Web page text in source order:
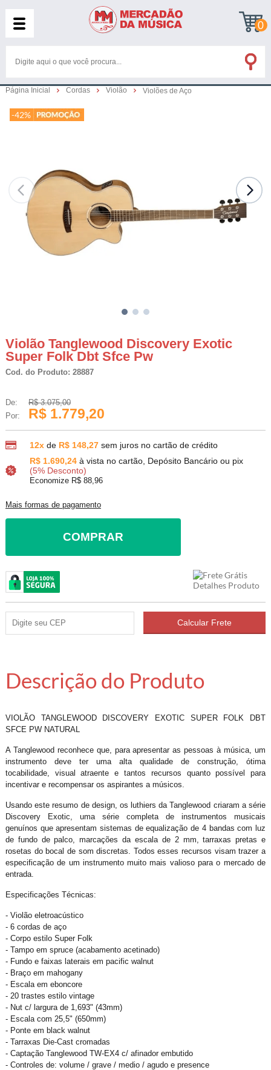
0
Página Inicial Cordas Violão Violões de Aço
-42%
Violão Tanglewood Discovery Exotic
Super Folk Dbt Sfce Pw
Cod. do Produto: 28887
De:
R$ 3.075,00
Por:
R$ 1.779,20
12xde R$ 148,27 sem juros no cartão de crédito
R$ 1.690,24 à vista no cartão, Depósito Bancário ou pix
(5% Desconto)
Economize R$ 88,96
Mais formas de pagamento
COMPRAR
Descrição do Produto
VIOLÃO TANGLEWOOD DISCOVERY EXOTIC SUPER FOLK DBT
SFCE PW NATURAL
A Tanglewood reconhece que, para apresentar as pessoas à música, um
instrumento deve ter uma alta qualidade de construção, ótima
tocabilidade, visual atraente e tantos recursos quanto possível para
incentivar e recompensar os aspirantes a músicos.
Usando este resumo de design, os luthiers da Tanglewood criaram a série
Discovery Exotic, uma série completa de instrumentos musicais
genuínos que apresentam sistemas de equalização de 4 bandas com luz
de fundo de palco, marcações da escala de 2 mm, tarraxas pretas e
rosetas do bocal de som discretas. Todos esses recursos visam trazer a
especificação de um instrumento muito mais valioso para o mercado de
entrada.
Especificações Técnicas:
- Violão eletroacústico
- 6 cordas de aço
- Corpo estilo Super Folk
- Tampo em spruce (acabamento acetinado)
- Fundo e faixas laterais em pacific walnut
- Braço em mahogany
- Escala em eboncore
- 20 trastes estilo vintage
- Nut c/ largura de 1,693" (43mm)
- Escala com 25,5" (650mm)
- Ponte em black walnut
- Tarraxas Die-Cast cromadas
- Captação Tanglewood TW-EX4 c/ afinador embutido
- Controles de: volume / grave / medio / agudo e presence